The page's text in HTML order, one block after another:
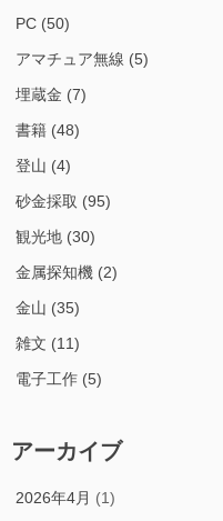
PC (50)
アマチュア無線 (5)
埋蔵金 (7)
書籍 (48)
登山 (4)
砂金採取 (95)
観光地 (30)
金属探知機 (2)
金山 (35)
雑文 (11)
電子工作 (5)
アーカイブ
2026年4月 (1)